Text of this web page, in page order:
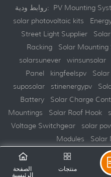
روابط ودية: PV Mounting
solar photovoltaic kits
Street Light Supplier
Racking
Solar Mounting
solarsunever
winsunsolar
Panel
kingfeelspv
suposolar
stinenergypv
Battery
Solar Charge
Mountings
Solar Roof Hook
Voltage Switchgear
solar
Modules
Solar
الصفحة
الرئيسية
منتجات